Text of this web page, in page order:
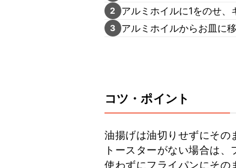
2 アルミホイルに1をのせ、
3 アルミホイルからお皿に
コツ・ポイント
油揚げは油切りせずにその
トースターがない場合は
使わずにフライパンにその